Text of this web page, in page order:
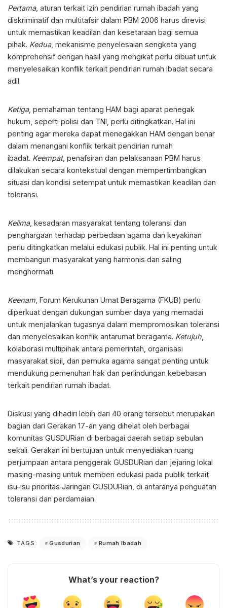
Pertama, aturan terkait izin pendirian rumah ibadah yang
diskriminatif dan multitafsir dalam PBM 2006 harus direvisi
untuk memastikan keadilan dan kesetaraan bagi semua
pihak. Kedua, mekanisme penyelesaian sengketa yang
komprehensif dengan hasil yang mengikat perlu dibuat untuk
menyelesaikan konflik terkait pendirian rumah ibadat secara
adil.
Ketiga, pemahaman tentang HAM bagi aparat penegak
hukum, seperti polisi dan TNI, perlu ditingkatkan. Hal ini
penting agar mereka dapat menegakkan HAM dengan benar
dalam menangani konflik terkait pendirian rumah
ibadat. Keempat, penafsiran dan pelaksanaan PBM harus
dilakukan secara kontekstual dengan mempertimbangkan
situasi dan kondisi setempat untuk memastikan keadilan dan
toleransi.
Kelima, kesadaran masyarakat tentang toleransi dan
penghargaan terhadap perbedaan agama dan keyakinan
perlu ditingkatkan melalui edukasi publik. Hal ini penting untuk
membangun masyarakat yang harmonis dan saling
menghormati.
Keenam , Forum Kerukunan Umat Beragama (FKUB) perlu
diperkuat dengan dukungan sumber daya yang memadai
untuk menjalankan tugasnya dalam mempromosikan toleransi
dan menyelesaikan konflik antarumat beragama. Ketujuh
kolaborasi multipihak antara pemerintah, organisasi
masyarakat sipil, dan pemuka agama sangat penting untuk
mendukung pemenuhan hak dan perlindungan kebebasan
terkait pendirian rumah ibadat.
Diskusi yang dihadiri lebih dari 40 orang tersebut merupakan
bagian dari Gerakan 17-an yang dihelat oleh berbagai
komunitas GUSDURian di berbagai daerah setiap sebulan
sekali. Gerakan ini bertujuan untuk menyediakan ruang
perjumpaan antara penggerak GUSDURian dan jejaring lokal
masing-masing untuk memberi edukasi pada publik terkait
isu-isu prioritas Jaringan GUSDURian, di antaranya penguatan
toleransi dan perdamaian.
TAGS: Gusdurian Rumah Ibadah
What’s your reaction?